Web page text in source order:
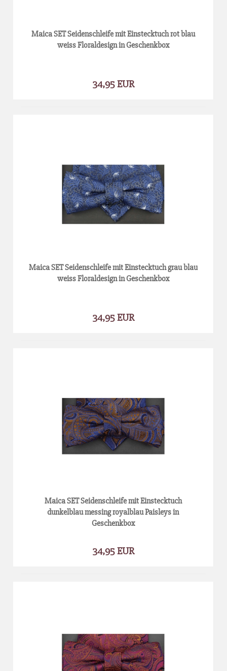
Maica SET Seidenschleife mit Einstecktuch rot blau
weiss Floraldesign in Geschenkbox
34,95 EUR
Maica SET Seidenschleife mit Einstecktuch grau blau
weiss Floraldesign in Geschenkbox
34,95 EUR
Maica SET Seidenschleife mit Einstecktuch
dunkelblau messing royalblau Paisleys in
Geschenkbox
34,95 EUR